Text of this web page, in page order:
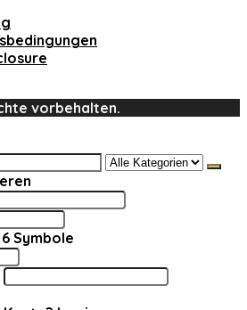
vorbehalten.
Symbole